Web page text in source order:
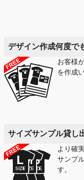
デザイン作成何度で
お客様
を作成
サイズサンプル貸し
より確
サンプ
す。